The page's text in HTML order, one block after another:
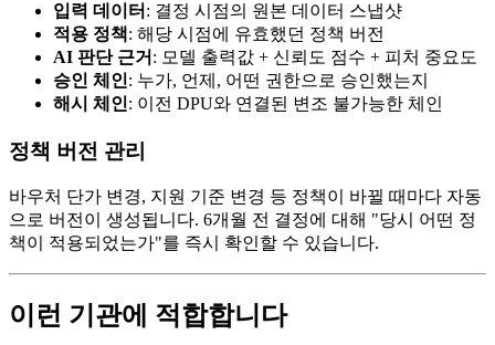
입력 데이터 : 결정 시점의 원본 데이터 스냅샷
적용 정책: 해당 시점에 유효했던 정책 버전
AI 판단 근거 : 모델 출력값 + 신뢰도 점수 + 피처 중요도
승인 체인: 누가, 언제, 어떤 권한으로 승인했는지
해시 체인: 이전 DPU와 연결된 변조 불가능한 체인
정책 버전 관리
바우처 단가 변경, 지원 기준 변경 등 정책이 바뀔 때마다 자동
으로 버전이 생성됩니다. 6개월 전 결정에 대해 "당시 어떤 정
책이 적용되었는가"를 즉시 확인할 수 있습니다.
이런 기관에 적합합니다